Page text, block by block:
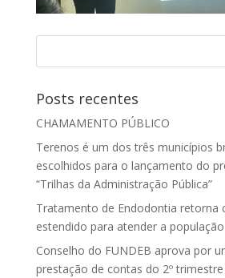
Posts recentes
CHAMAMENTO PÚBLICO
Terenos é um dos três municípios
escolhidos para o lançamento do
“Trilhas da Administração Pública”
Tratamento de Endodontia retorna
estendido para atender a população
Conselho do FUNDEB aprova por
prestação de contas do 2º